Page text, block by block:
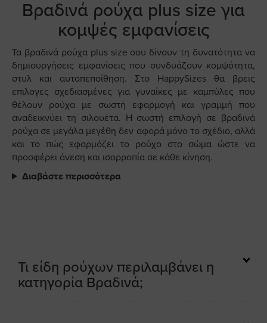
Βραδινά ρούχα plus size για
κομψές εμφανίσεις
Τα βραδινά ρούχα plus size σου δίνουν τη δυνατότητα να
δημιουργήσεις εμφανίσεις που συνδυάζουν κομψότητα,
στυλ και αυτοπεποίθηση. Στο HappySizes θα βρεις
επιλογές σχεδιασμένες για γυναίκες με καμπύλες που
θέλουν ρούχα με σωστή εφαρμογή και γραμμή που
αναδεικνύει τη σιλουέτα. Η σωστή επιλογή σε βραδινά
ρούχα σε μεγάλα μεγέθη δεν αφορά μόνο το σχέδιο, αλλά
και το πώς εφαρμόζει το ρούχο στο σώμα ώστε να
προσφέρει άνεση και ισορροπία σε κάθε κίνηση.
Διαβάστε περισσότερα
Τι είδη ρούχων περιλαμβάνει η
κατηγορία Βραδινά;